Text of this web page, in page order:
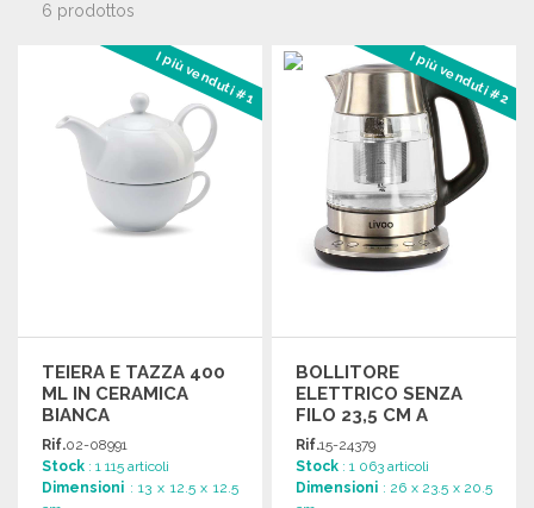
6 prodottos
I più venduti #1
TEIERA E TAZZA 400
ML IN CERAMICA
BIANCA
Rif.02-08991
Stock : 1 115 articoli
Dimensioni : 13 x 12.5 x 12.5
I più venduti #2
BOLLITORE
ELETTRICO SENZA
FILO 23,5 CM A
PREZZI
ALL'INGROSSO
Rif.15-24379
Stock : 1 063 articoli
Dimensioni : 26 x 23.5 x 20.5